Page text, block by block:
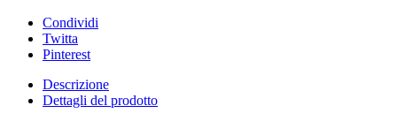
Condividi
Twitta
Pinterest
Descrizione
Dettagli del prodotto